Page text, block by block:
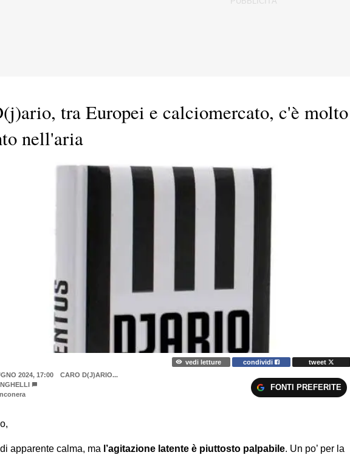
tra Europei e calciomercato, c'è molto
nell'aria
vedi letture condividi
tweet
2024, 17:00
CARO D(J)ARIO...
FONTI PREFERITE
apparente calma, ma l’agitazione latente è piuttosto palpabile. Un po’ per la